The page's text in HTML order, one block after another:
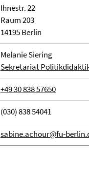
Ihnestr. 22
Raum 203
14195 Berlin
Melanie Siering
Sekretariat
+49 30 838 57650
(030) 838 54041
sabine.achour@fu-